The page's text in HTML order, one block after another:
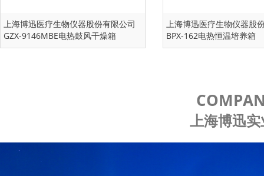
上海博迅医疗生物仪器股份有限公司
GZX-9146MBE电热鼓风干燥箱
上海博迅医疗生物仪器股
BPX-162电热恒温培养箱
上海博迅